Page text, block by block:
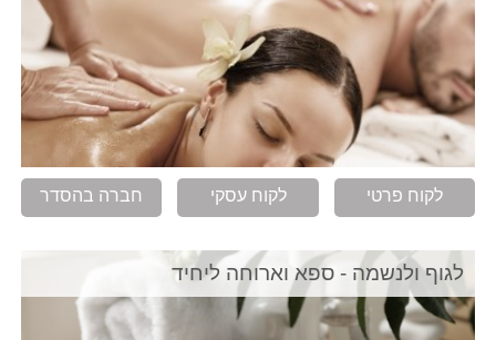
לקוח פרטי לקוח עסקי חברה בהסדר
לגוף ולנשמה - ספא וארוחה ליחיד